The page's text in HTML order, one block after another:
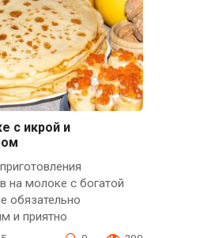
с икрой и
на молоке с богатой
обязательно
и приятно